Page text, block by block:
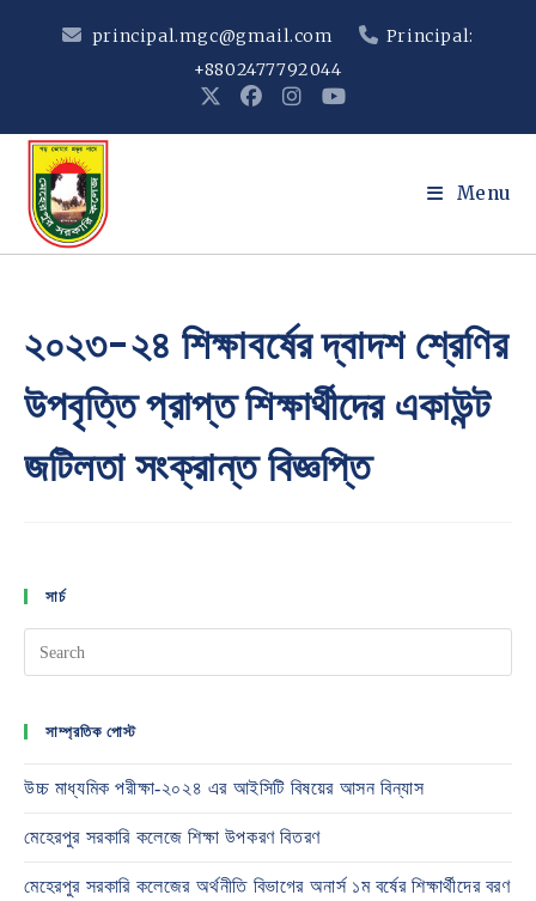
principal.mgc@gmail.com
Principal:
+8802477792044
Menu
২০২৩-২৪ শিক্ষাবর্ষের দ্বাদশ শ্রেণির
উপবৃত্তি প্রাপ্ত শিক্ষার্থীদের একাউন্ট
জটিলতা সংক্রান্ত বিজ্ঞপ্তি
সার্চ
সাম্প্রতিক পোস্ট
উচ্চ মাধ্যমিক পরীক্ষা-২০২৪ এর আইসিটি বিষয়ের আসন বিন্যাস
মেহেরপুর সরকারি কলেজে শিক্ষা উপকরণ বিতরণ
মেহেরপুর সরকারি কলেজের অর্থনীতি বিভাগের অনার্স ১ম বর্ষের শিক্ষার্থীদের বরণ